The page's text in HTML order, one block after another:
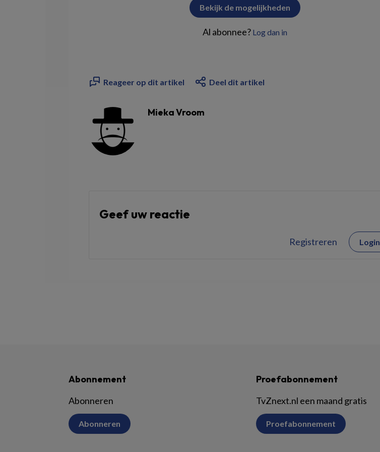
Bekijk de mogelijkheden
Al abonnee? Log dan in
Reageer op dit artikel Deel dit artikel
Mieka Vroom
Geef uw reactie
Registreren Login
Abonnement
Abonneren
Abonneren
Proefabonnement
TvZnext.nl een maand gratis
Proefabonnement